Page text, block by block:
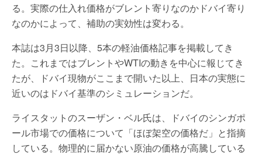
る。実際の仕入れ価格がブレント寄りなのかドバイ寄り
なのかによって、補助の実効性は変わる。
本誌は3月3日以降、5本の軽油価格記事を掲載してき
た。これまではブレントやWTIの動きを中心に報じてき
たが、ドバイ現物がここまで開いた以上、日本の実態に
近いのはドバイ基準のシミュレーションだ。
ライスタットのスーザン・ベル氏は、ドバイのシンガポ
ール市場での価格について「ほぼ架空の価格だ」と指摘
している。物理的に届かない原油の価格が高騰している